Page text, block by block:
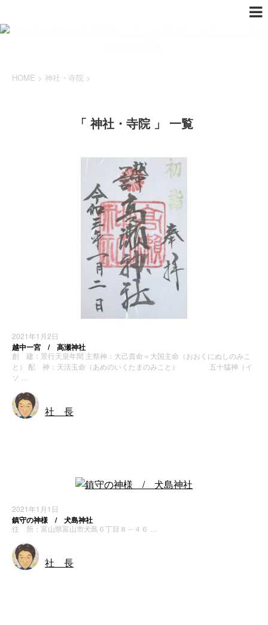
HOME > 神社・寺院 >
「 神社・寺院 」 一覧
2021年1月2日
越中一宮 / 高瀬神社
創 建：景行天皇年間 主祭神：大己貴命＝大国主命（おおくにぬしのみこ
と） 配 神：天活玉命（あめのいくたまのみこと） 五十猛神（イ
ソ …
社 長
2021年1月1日
鎮守の神様 / 犬島神社
住 所：富山県富山市犬島６丁目８－４６ …
社 長